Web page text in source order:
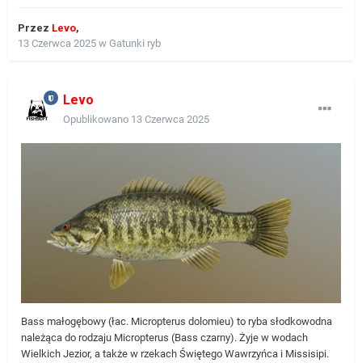
Przez Levo,
13 Czerwca 2025 w Gatunki ryb
Levo
Opublikowano 13 Czerwca 2025
Bass małogębowy (łac. Micropterus dolomieu) to ryba słodkowodna
należąca do rodzaju Micropterus (Bass czarny). Żyje w wodach
Wielkich Jezior, a także w rzekach Świętego Wawrzyńca i Missisipi.